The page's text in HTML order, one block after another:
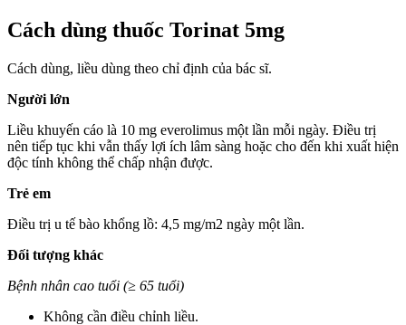
Cách dùng thuốc Torinat 5mg
Cách dùng, liều dùng theo chỉ định của bác sĩ.
Người lớn
Liều khuyến cáo là 10 mg everolimus một lần mỗi ngày. Điều trị
nên tiếp tục khi vẫn thấy lợi ích lâm sàng hoặc cho đến khi xuất hiện
độc tính không thể chấp nhận được.
Trẻ em
Điều trị u tế bào khổng lồ: 4,5 mg/m2 ngày một lần.
Đối tượng khác
Bệnh nhân cao tuổi (≥ 65 tuổi)
Không cần điều chỉnh liều.